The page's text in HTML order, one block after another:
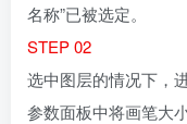
名称”已被选定。
STEP 02
选中图层的情况下，
参数面板中将画笔大